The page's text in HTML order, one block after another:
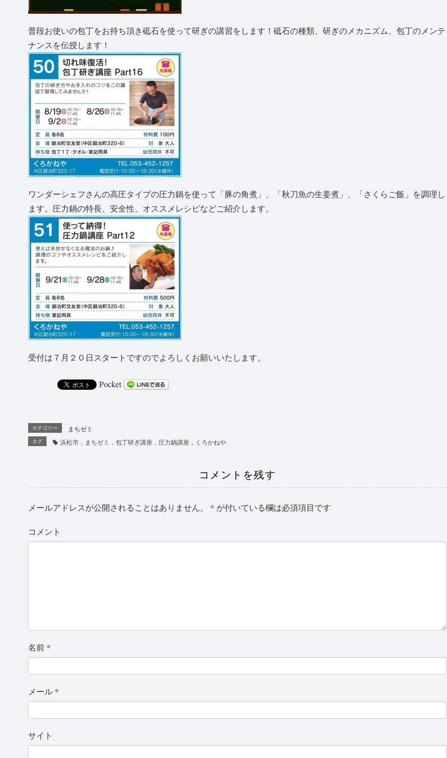
普段お使いの包丁をお持ち頂き砥石を使って研ぎの講習をします！砥石の種類、研ぎのメカニズム、包丁のメンテ
ナンスを伝授します！
ワンダーシェフさんの高圧タイプの圧力鍋を使って「豚の角煮」、「秋刀魚の生姜煮」、「さくらご飯」を調理し
ます。圧力鍋の特長、安全性、オススメレシピなどご紹介します。
受付は７月２０日スタートですのでよろしくお願いいたします。
Pocket
カテゴリー まちゼミ
タグ 浜松市，まちゼミ，包丁研ぎ講座，圧力鍋講座，くろかねや
コメントを残す
メールアドレスが公開されることはありません。 * が付いている欄は必須項目です
コメント
名前 *
メール *
サイト